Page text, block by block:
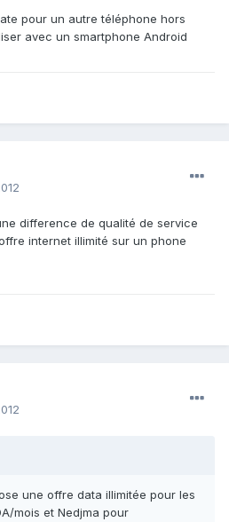
pour un autre téléphone hors
avec un smartphone Android
difference de qualité de service
internet illimité sur un phone
une offre data illimitée pour les
mois et Nedjma pour